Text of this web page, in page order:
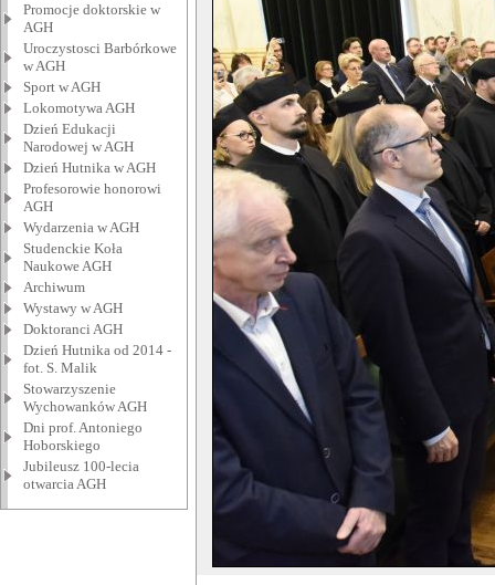
Promocje doktorskie w
AGH
Uroczystosci Barbórkowe
w AGH
Sport w AGH
Lokomotywa AGH
Dzień Edukacji
Narodowej w AGH
Dzień Hutnika w AGH
Profesorowie honorowi
AGH
Wydarzenia w AGH
Studenckie Koła
Naukowe AGH
Archiwum
Wystawy w AGH
Doktoranci AGH
Dzień Hutnika od 2014 -
fot. S. Malik
Stowarzyszenie
Wychowanków AGH
Dni prof. Antoniego
Hoborskiego
Jubileusz 100-lecia
otwarcia AGH